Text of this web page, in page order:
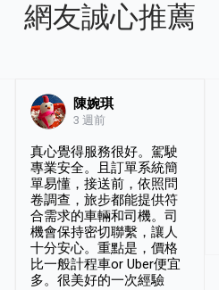
網友誠心推薦
陳婉琪
3 週前
真心覺得服務很好。駕駛
專業安全。且訂單系統簡
單易懂，接送前，依照問
卷調查，旅步都能提供符
合需求的車輛和司機。司
機會保持密切聯繫，讓人
十分安心。重點是，價格
比一般計程車or Uber便宜
多。很美好的一次經驗